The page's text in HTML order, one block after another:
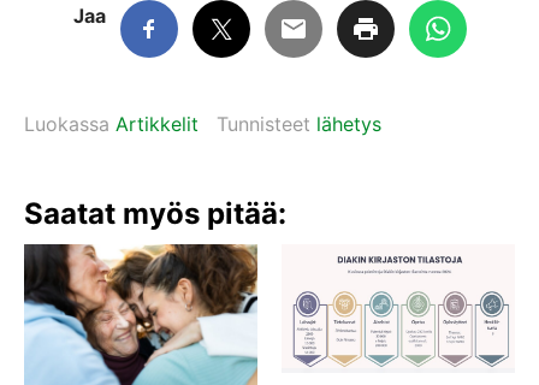
Jaa
Luokassa Artikkelit Tunnisteet lähetys
Saatat myös pitää: